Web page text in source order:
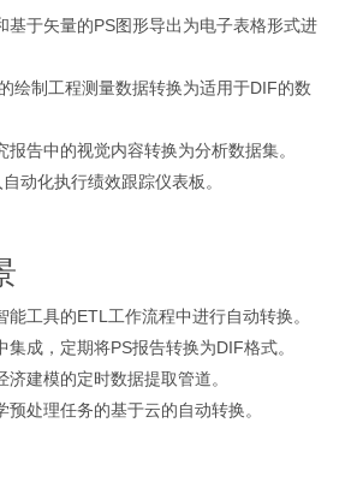
基于矢量的PS图形导出为电子表格形式进
绘制工程测量数据转换为适用于DIF的数
报告中的视觉内容转换为分析数据集。
动化执行绩效跟踪仪表板。
能工具的ETL工作流程中进行自动转换。
集成，定期将PS报告转换为DIF格式。
济建模的定时数据提取管道。
预处理任务的基于云的自动转换。